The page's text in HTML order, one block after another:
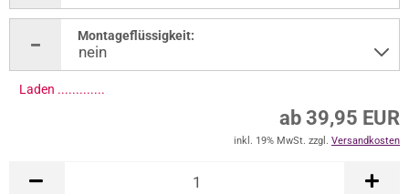
Montageflüssigkeit:
Laden ..............
ab 39,95 EUR
inkl. 19% MwSt. zzgl. Versandkosten